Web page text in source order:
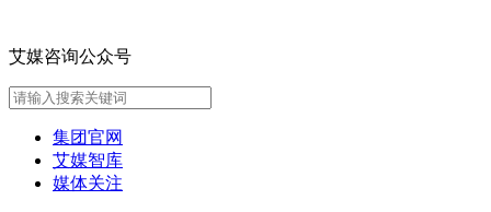
艾媒咨询公众号
集团官网
艾媒智库
媒体关注